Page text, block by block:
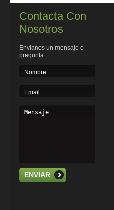
Contacta Con
Nosotros
Envianos un mensaje o
pregunta.
ENVIAR